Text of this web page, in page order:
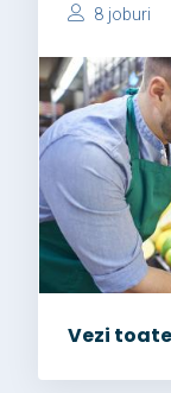
8 joburi
Vezi